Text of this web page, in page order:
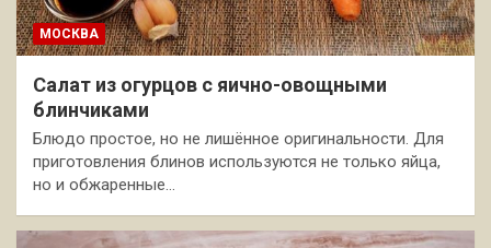
МОСКВА
Салат из огурцов с яично-овощными
блинчиками
Блюдо простое, но не лишённое оригинальности. Для
приготовления блинов используются не только яйца,
но и обжаренные…